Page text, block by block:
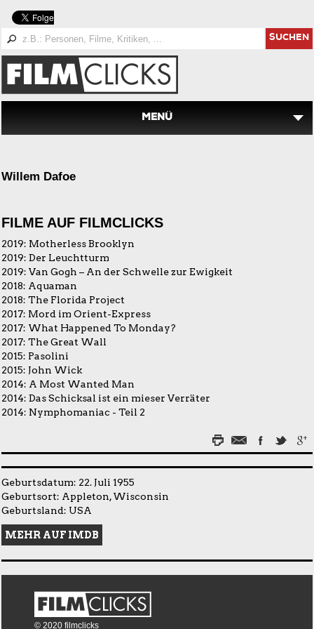
SUCHEN
MENÜ
Willem Dafoe
FILME AUF FILMCLICKS
2019: Motherless Brooklyn
2019: Der Leuchtturm
2019: Van Gogh – An der Schwelle zur Ewigkeit
2018: Aquaman
2018: The Florida Project
2017: Mord im Orient-Express
2017: What Happened To Monday?
2017: The Great Wall
2015: Pasolini
2015: John Wick
2014: A Most Wanted Man
2014: Das Schicksal ist ein mieser Verräter
2014: Nymphomaniac - Teil 2
Geburtsdatum: 22. Juli 1955
Geburtsort: Appleton, Wisconsin
Geburtsland: USA
MEHR AUF IMDB
© 2020 filmclicks